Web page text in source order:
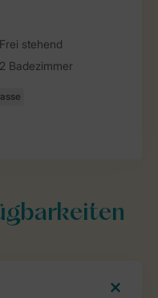
Frei stehend
2 Badezimmer